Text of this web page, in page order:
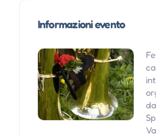
Informazioni evento